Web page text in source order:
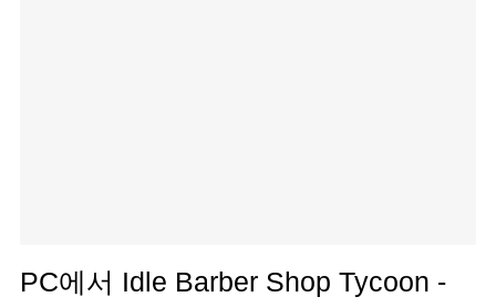
PC에서 Idle Barber Shop Tycoon -